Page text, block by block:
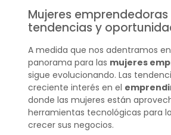
Mujeres
tendencias y
A medida que nos adentramos
panorama para las mujeres
sigue evolucionando. Las
creciente interés en el
donde las mujeres están
herramientas tecnológicas para
crecer sus negocios.